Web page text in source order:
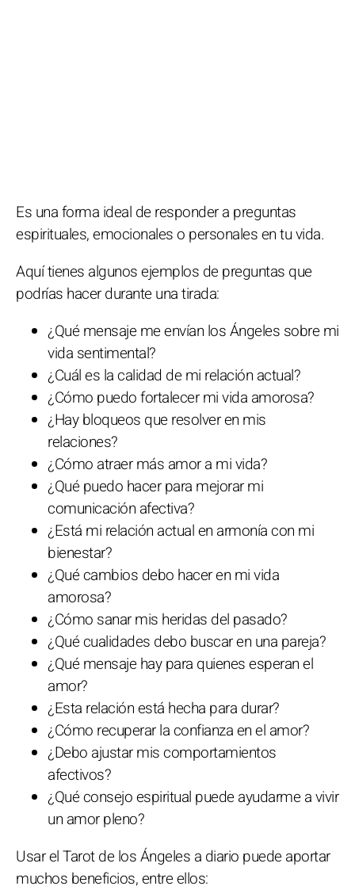
Es una forma ideal de responder a preguntas
espirituales, emocionales o personales en tu vida.
Aquí tienes algunos ejemplos de preguntas que
podrías hacer durante una tirada:
¿Qué mensaje me envían los Ángeles sobre mi
vida sentimental?
¿Cuál es la calidad de mi relación actual?
¿Cómo puedo fortalecer mi vida amorosa?
¿Hay bloqueos que resolver en mis
relaciones?
¿Cómo atraer más amor a mi vida?
¿Qué puedo hacer para mejorar mi
comunicación afectiva?
¿Está mi relación actual en armonía con mi
bienestar?
¿Qué cambios debo hacer en mi vida
amorosa?
¿Cómo sanar mis heridas del pasado?
¿Qué cualidades debo buscar en una pareja?
¿Qué mensaje hay para quienes esperan el
amor?
¿Esta relación está hecha para durar?
¿Cómo recuperar la confianza en el amor?
¿Debo ajustar mis comportamientos
afectivos?
¿Qué consejo espiritual puede ayudarme a vivir
un amor pleno?
Usar el Tarot de los Ángeles a diario puede aportar
muchos beneficios, entre ellos: